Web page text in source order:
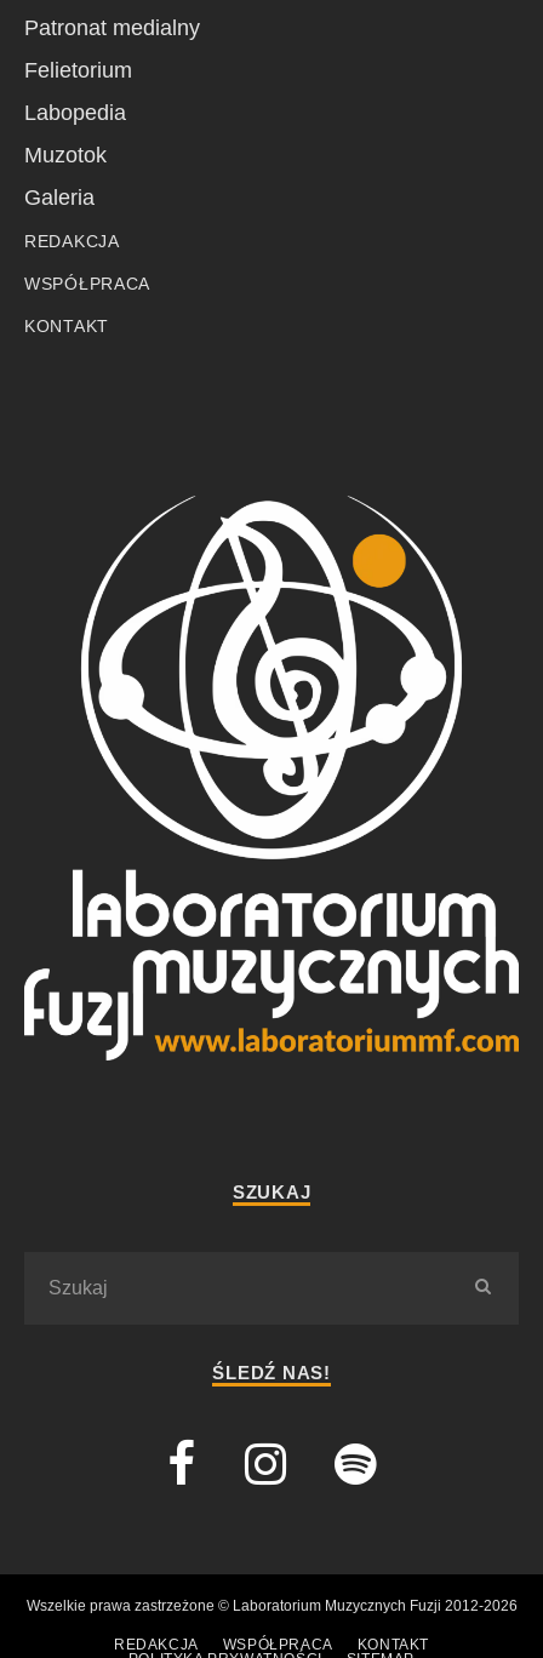
Patronat medialny
Felietorium
Labopedia
Muzotok
Galeria
REDAKCJA
WSPÓŁPRACA
KONTAKT
SZUKAJ
ŚLEDŹ NAS!
Wszelkie prawa zastrzeżone © Laboratorium Muzycznych Fuzji 2012-2026
REDAKCJA WSPÓŁPRACA
KONTAKT